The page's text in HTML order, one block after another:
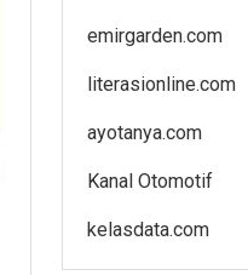
emirgarden.com
literasionline.com
ayotanya.com
Kanal Otomotif
kelasdata.com